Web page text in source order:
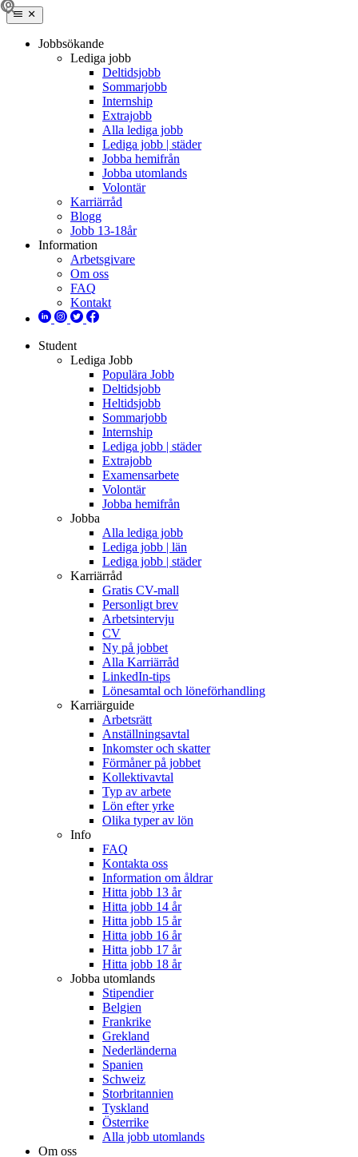
Jobbsökande
Lediga jobb
Deltidsjobb
Sommarjobb
Internship
Extrajobb
Alla lediga jobb
Lediga jobb | städer
Jobba hemifrån
Jobba utomlands
Volontär
Karriärråd
Blogg
Jobb 13-18år
Information
Arbetsgivare
Om oss
FAQ
Kontakt
Student
Lediga Jobb
Populära Jobb
Deltidsjobb
Heltidsjobb
Sommarjobb
Internship
Lediga jobb | städer
Extrajobb
Examensarbete
Volontär
Jobba hemifrån
Jobba
Alla lediga jobb
Lediga jobb | län
Lediga jobb | städer
Karriärråd
Gratis CV-mall
Personligt brev
Arbetsintervju
CV
Ny på jobbet
Alla Karriärråd
LinkedIn-tips
Lönesamtal och löneförhandling
Karriärguide
Arbetsrätt
Anställningsavtal
Inkomster och skatter
Förmåner på jobbet
Kollektivavtal
Typ av arbete
Lön efter yrke
Olika typer av lön
Info
FAQ
Kontakta oss
Information om åldrar
Hitta jobb 13 år
Hitta jobb 14 år
Hitta jobb 15 år
Hitta jobb 16 år
Hitta jobb 17 år
Hitta jobb 18 år
Jobba utomlands
Stipendier
Belgien
Frankrike
Grekland
Nederländerna
Spanien
Schweiz
Storbritannien
Tyskland
Österrike
Alla jobb utomlands
Om oss